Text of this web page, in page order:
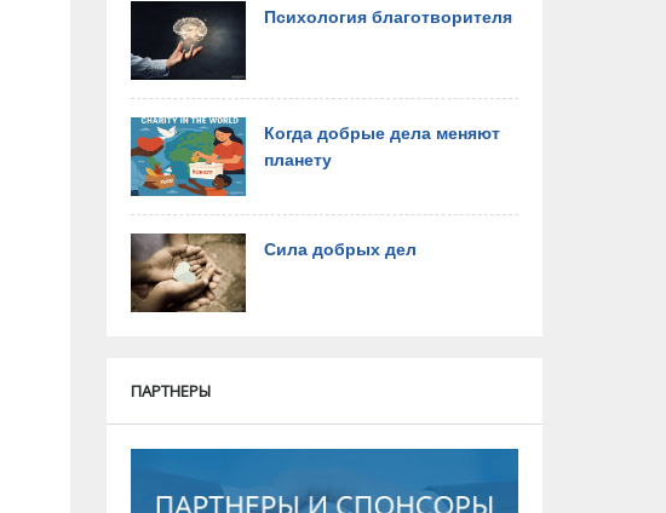
Психология благотворителя
Когда добрые дела меняют
планету
Сила добрых дел
ПАРТНЕРЫ